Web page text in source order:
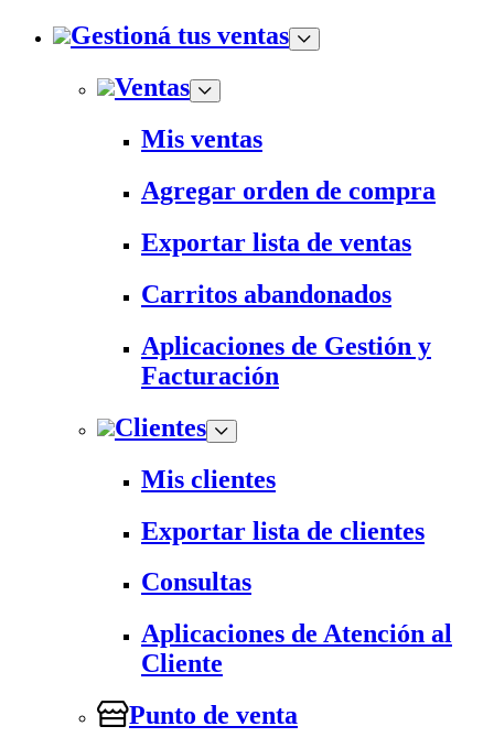
Gestioná tus ventas
Ventas
Mis ventas
Agregar orden de compra
Exportar lista de ventas
Carritos abandonados
Aplicaciones de Gestión y
Facturación
Clientes
Mis clientes
Exportar lista de clientes
Consultas
Aplicaciones de Atención al
Cliente
Punto de venta